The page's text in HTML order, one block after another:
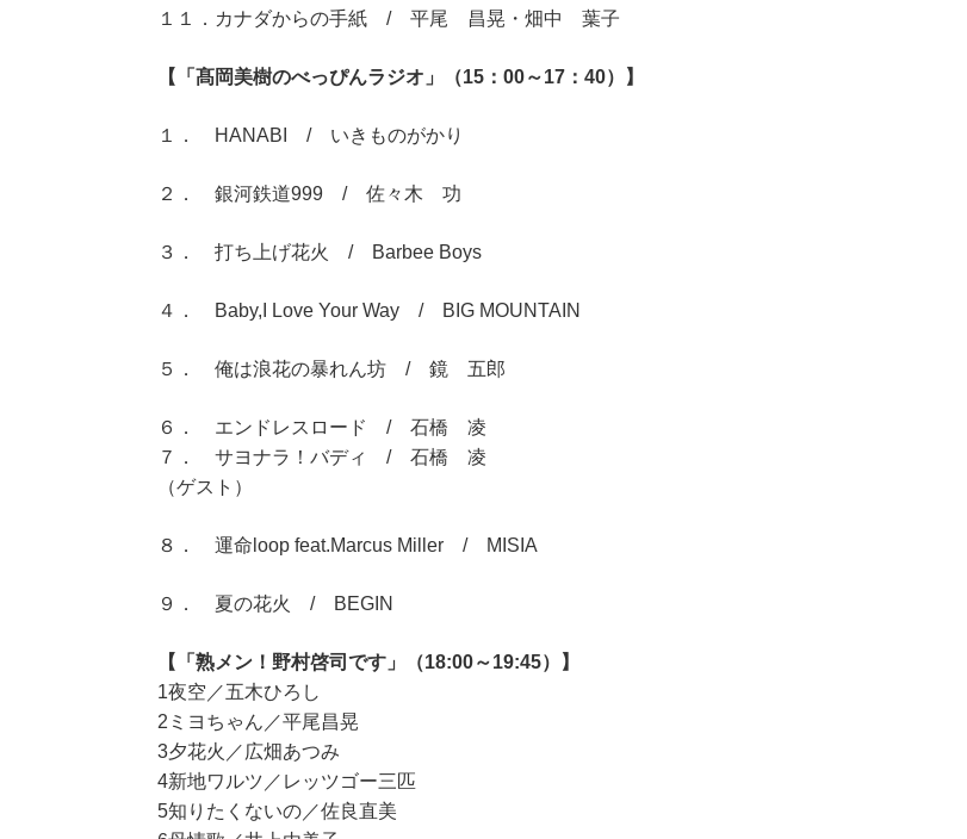
１１．カナダからの手紙 / 平尾 昌晃・畑中 葉子
【「髙岡美樹のべっぴんラジオ」（15：00～17：40）】
１． HANABI / いきものがかり
２． 銀河鉄道999 / 佐々木 功
３． 打ち上げ花火 / Barbee Boys
４． Baby,I Love Your Way / BIG MOUNTAIN
５． 俺は浪花の暴れん坊 / 鏡 五郎
６． エンドレスロード / 石橋 凌
７． サヨナラ！バディ / 石橋 凌
（ゲスト）
８． 運命loop feat.Marcus Miller / MISIA
９． 夏の花火 / BEGIN
【「熟メン！野村啓司です」（18:00～19:45）】
1夜空／五木ひろし
2ミヨちゃん／平尾昌晃
3夕花火／広畑あつみ
4新地ワルツ／レッツゴー三匹
5知りたくないの／佐良直美